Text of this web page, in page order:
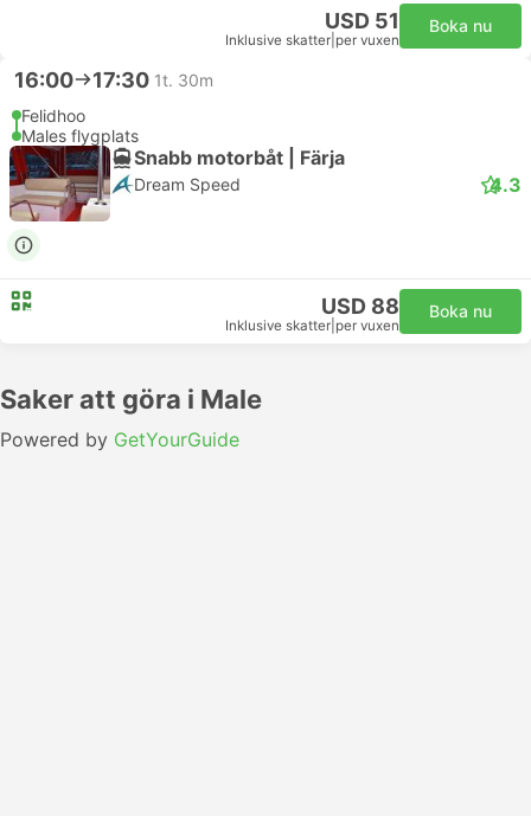
USD 51
Inklusive skatter per vuxen
Boka nu
16:00 17:30 1t. 30m
Felidhoo
Males flygplats
Snabb motorbåt | Färja
Dream Speed 4.3
USD 88
Inklusive skatter per vuxen
Boka nu
Saker att göra i Male
Powered by GetYourGuide